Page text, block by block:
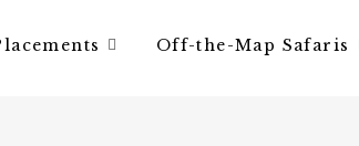
Off-the-Map Safaris